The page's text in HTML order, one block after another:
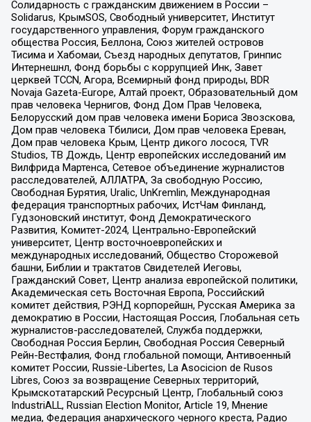
Солидарность с гражданским движением в России –
Solidarus, КрымSOS, Свободный университет, Институт
государственного управления, Форум гражданского
общества Россия, Беллона, Союз жителей островов
Тисима и Хабомаи, Съезд народных депутатов, Гринпис
Интернешнл, Фонд борьбы с коррупцией Инк, Завет
церквей TCCN, Агора, Всемирный фонд природы, BDR
Novaja Gazeta-Europe, Алтай проект, Образовательный дом
прав человека Чернигов, Фонд Дом Прав Человека,
Белорусский дом прав человека имени Бориса Звозскова,
Дом прав человека Тбилиси, Дом прав человека Ереван,
Дом прав человека Крым, Центр дикого лосося, TVR
Studios, ТВ Дождь, Центр европейских исследований им
Вилфрида Мартенса, Сетевое объединение журналистов
расследователей, АЛЛАТРА, За свободную Россию,
Свободная Бурятия, Uralic, UnKremlin, Международная
федерация транспортных рабочих, ИстЧам Финланд,
Гудзоновский институт, Фонд Демократического
Развития, Комитет-2024, Центрально-Европейский
университет, Центр восточноевропейских и
международных исследований, Общество Сторожевой
башни, Библии и трактатов Свидетелей Иеговы,
Гражданский Совет, Центр анализа европейской политики,
Академическая сеть Восточная Европа, Российский
комитет действия, РЭНД корпорейшн, Русская Америка за
демократию в России, Настоящая Россия, Глобальная сеть
журналистов-расследователей, Служба поддержки,
Свободная Россия Берлин, Свободная Россия Северный
Рейн-Вестфалия, Фонд глобальной помощи, Антивоенный
комитет России, Russie-Libertes, La Asocicion de Rusos
Libres, Союз за возвращение Северных территорий,
Крымскотатарский Ресурсный Центр, Глобальный союз
IndustriALL, Russian Election Monitor, Article 19, Мнение
медиа, Федерация анархического черного креста, Радио